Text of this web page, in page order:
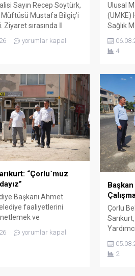
Sayın Recep Soytürk,
Mustafa Bilgiç’i
sırasında İl
tarafından
Soytürk ardından İl
çalışma ve faaliyetleri
aldı. Günün anısına
çekilmesinin
sona erdi.
yorumlar kapalı
Ulusal
(UMKE)
Sağlık
ve
ziyaret
Sağlık
bilgi
4
“Çorlu`muz
Başkanı Ahmet
faaliyetlerini
ve
birebir temas kurmak
mahalle
devam ediyor.
yorumlar kapalı
Çorlu
2